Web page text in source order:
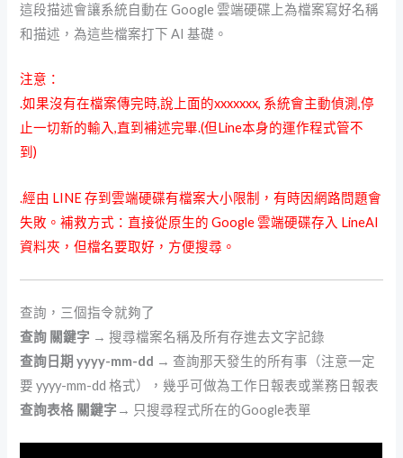
這段描述會讓系統自動在 Google 雲端硬碟上為檔案寫好名稱
和描述，為這些檔案打下 AI 基礎。
注意：
.如果沒有在檔案傳完時,說上面的xxxxxxx, 系統會主動偵測,停
止一切新的輸入,直到補述完畢.(但Line本身的運作程式管不
到)
.經由 LINE 存到雲端硬碟有檔案大小限制，有時因網路問題會
失敗。補救方式：直接從原生的 Google 雲端硬碟存入 LineAI
資料夾，但檔名要取好，方便搜尋。
查詢，三個指令就夠了
查詢 關鍵字 → 搜尋檔案名稱及所有存進去文字記錄
查詢日期 yyyy-mm-dd → 查詢那天發生的所有事（注意一定
要 yyyy-mm-dd 格式），幾乎可做為工作日報表或業務日報表
查詢表格 關鍵字 → 只搜尋程式所在的Google表單